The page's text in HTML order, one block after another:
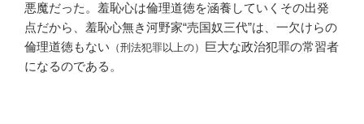
悪魔だった。羞恥心は倫理道徳を涵養していくその出発
点だから、羞恥心無き河野家“売国奴三代”は、一欠けらの
倫理道徳もない （刑法犯罪以上の） 巨大な政治犯罪の常習者
になるのである。